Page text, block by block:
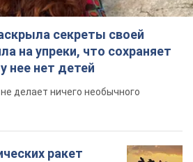
секреты своей
на упреки, что сохраняет
нее нет детей
делает ничего необычного
ракет